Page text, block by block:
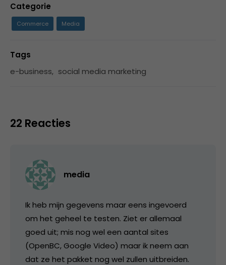
Categorie
Commerce Media
Tags
e-business, social media marketing
22 Reacties
media
Ik heb mijn gegevens maar eens ingevoerd
om het geheel te testen. Ziet er allemaal
goed uit; mis nog wel een aantal sites
(OpenBC, Google Video) maar ik neem aan
dat ze het pakket nog wel zullen uitbreiden.